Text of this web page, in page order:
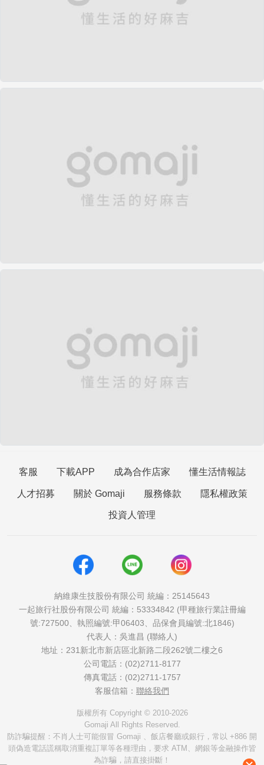
客服 下載APP 成為合作店家 懂生活情報誌
人才招募 關於 Gomaji 服務條款 隱私權政策
投資人管理
納維康生技股份有限公司 統編：25145643
一起旅行社股份有限公司 統編：53334842 (甲種旅行業註冊編
號:727500、執照編號:甲06403、品保會員編號:北1846)
代表人：吳進昌 (聯絡人)
地址：231新北市新店區北新路二段262號二樓之6
公司電話：(02)2711-8177
傳真電話：(02)2711-1757
客服信箱： 聯絡我們
版權所有 Copyright © 2010-2026
Gomaji All Rights Reserved.
防詐騙提醒：不肖人士可能假冒 Gomaji 、飯店餐廳或銀行，常以 +886 開
頭偽造電話謊稱取消重複訂單等各種理由，要求 ATM、網銀等金融操作皆
為詐騙，請直接掛斷！